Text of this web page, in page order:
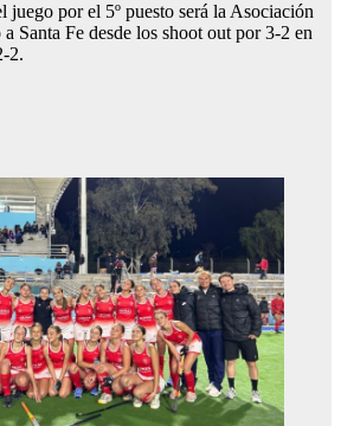
por el 5º puesto será la Asociación
Santa Fe desde los shoot out por 3-2 en
2.